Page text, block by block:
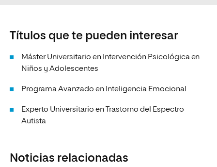
Títulos que te pueden interesar
Máster Universitario en Intervención Psicológica en
Niños y Adolescentes
Programa Avanzado en Inteligencia Emocional
Experto Universitario en Trastorno del Espectro
Autista
Noticias relacionadas